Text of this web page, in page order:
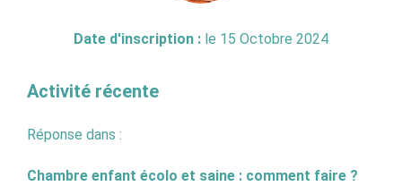
Date d'inscription : le 15 Octobre 2024
Activité récente
Réponse dans :
Chambre enfant écolo et saine : comment faire ?